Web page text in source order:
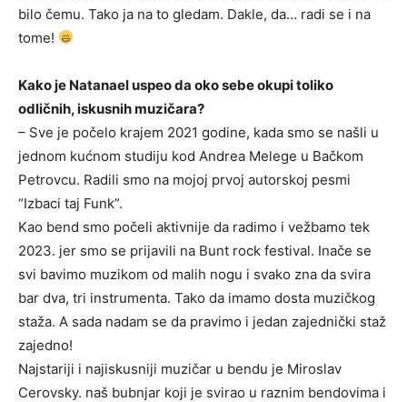
bilo čemu. Tako ja na to gledam. Dakle, da… radi se i na
tome!
Kako je Natanael uspeo da oko sebe okupi toliko
odličnih, iskusnih muzičara?
– Sve je počelo krajem 2021 godine, kada smo se našli u
jednom kućnom studiju kod Andrea Melege u Bačkom
Petrovcu. Radili smo na mojoj prvoj autorskoj pesmi
“Izbaci taj Funk”.
Kao bend smo počeli aktivnije da radimo i vežbamo tek
2023. jer smo se prijavili na Bunt rock festival. Inače se
svi bavimo muzikom od malih nogu i svako zna da svira
bar dva, tri instrumenta. Tako da imamo dosta muzičkog
staža. A sada nadam se da pravimo i jedan zajednički staž
zajedno!
Najstariji i najiskusniji muzičar u bendu je Miroslav
Cerovsky. naš bubnjar koji je svirao u raznim bendovima i